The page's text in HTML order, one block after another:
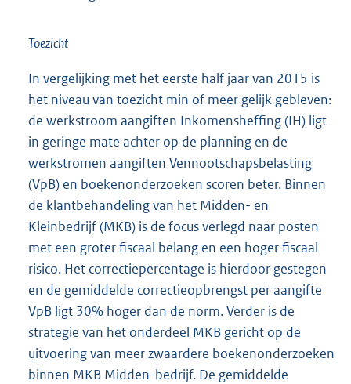
Toezicht
In vergelijking met het eerste half jaar van 2015 is
het niveau van toezicht min of meer gelijk gebleven:
de werkstroom aangiften Inkomensheffing (IH) ligt
in geringe mate achter op de planning en de
werkstromen aangiften Vennootschapsbelasting
(VpB) en boekenonderzoeken scoren beter. Binnen
de klantbehandeling van het Midden- en
Kleinbedrijf (MKB) is de focus verlegd naar posten
met een groter fiscaal belang en een hoger fiscaal
risico. Het correctiepercentage is hierdoor gestegen
en de gemiddelde correctieopbrengst per aangifte
VpB ligt 30% hoger dan de norm. Verder is de
strategie van het onderdeel MKB gericht op de
uitvoering van meer zwaardere boekenonderzoeken
binnen MKB Midden-bedrijf. De gemiddelde